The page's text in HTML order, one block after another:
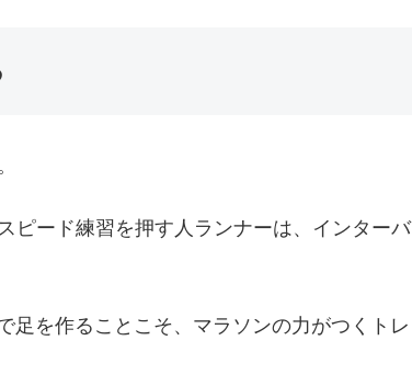
ピード練習を押す人ランナーは、インターバ
足を作ることこそ、マラソンの力がつくトレ